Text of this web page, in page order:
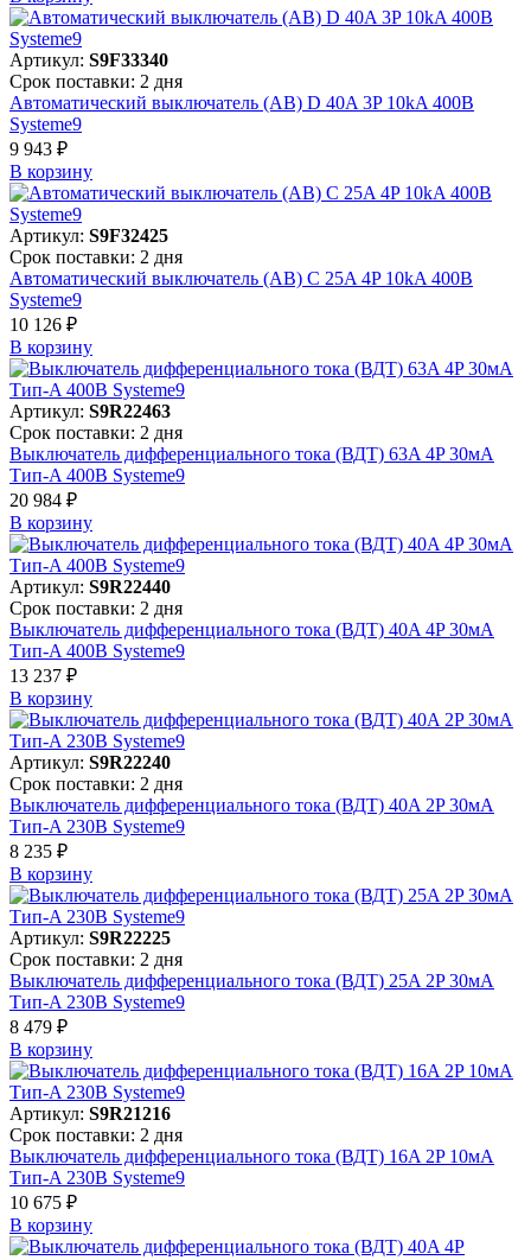
Артикул: S9F33340
Срок поставки: 2 дня
Автоматический выключатель (АВ) D 40A 3P 10kA 400В
Systeme9
9 943 ₽
В корзинy
Артикул: S9F32425
Срок поставки: 2 дня
Автоматический выключатель (АВ) C 25A 4P 10kA 400В
Systeme9
10 126 ₽
В корзинy
Артикул: S9R22463
Срок поставки: 2 дня
Выключатель дифференциального тока (ВДТ) 63A 4P 30мА
Тип-A 400В Systeme9
20 984 ₽
В корзинy
Артикул: S9R22440
Срок поставки: 2 дня
Выключатель дифференциального тока (ВДТ) 40A 4P 30мА
Тип-A 400В Systeme9
13 237 ₽
В корзинy
Артикул: S9R22240
Срок поставки: 2 дня
Выключатель дифференциального тока (ВДТ) 40A 2P 30мА
Тип-A 230В Systeme9
8 235 ₽
В корзинy
Артикул: S9R22225
Срок поставки: 2 дня
Выключатель дифференциального тока (ВДТ) 25A 2P 30мА
Тип-A 230В Systeme9
8 479 ₽
В корзинy
Артикул: S9R21216
Срок поставки: 2 дня
Выключатель дифференциального тока (ВДТ) 16A 2P 10мА
Тип-A 230В Systeme9
10 675 ₽
В корзинy